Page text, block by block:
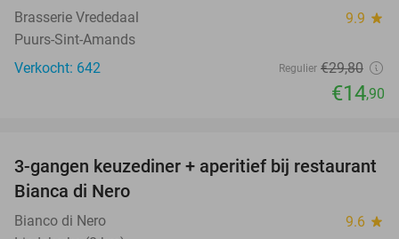
Brasserie Vrededaal 9.9 star
Puurs-Sint-Amands
Verkocht: 642
Regulier €29,80
€14,90
47%
3-gangen keuzediner + aperitief bij restaurant
Bianca di Nero
Bianco di Nero 9.6 star